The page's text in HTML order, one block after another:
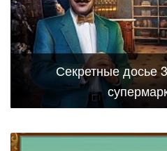
Секретные досье